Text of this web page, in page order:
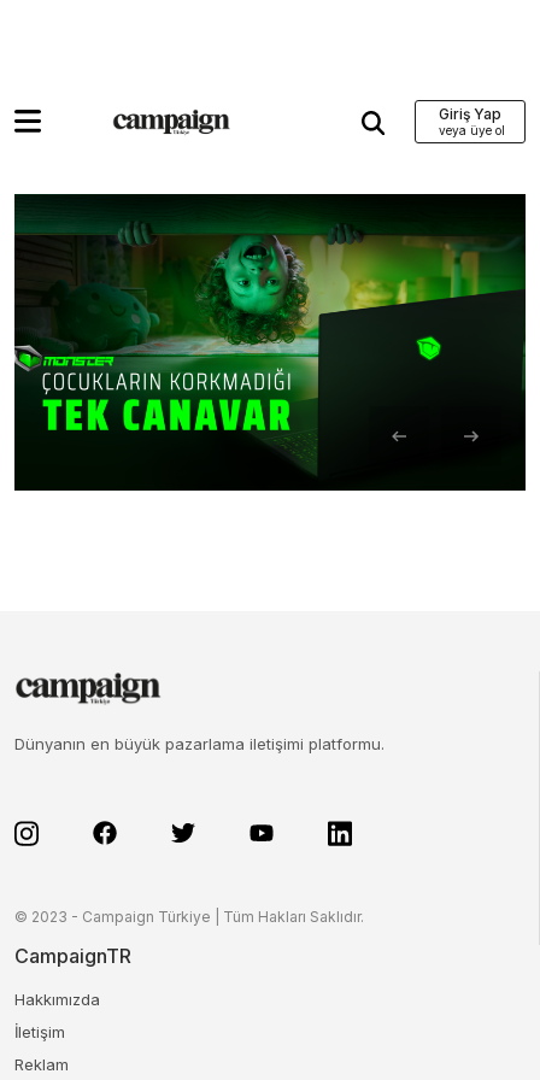
Giriş Yap
Dünyanın en büyük pazarlama iletişimi platformu.
© 2023 - Campaign Türkiye | Tüm Hakları Saklıdır.
CampaignTR
Hakkımızda
İletişim
Reklam